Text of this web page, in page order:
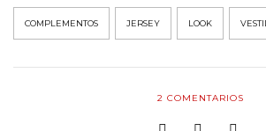
COMPLEMENTOS JERSEY LOOK
2 COMENTARIOS